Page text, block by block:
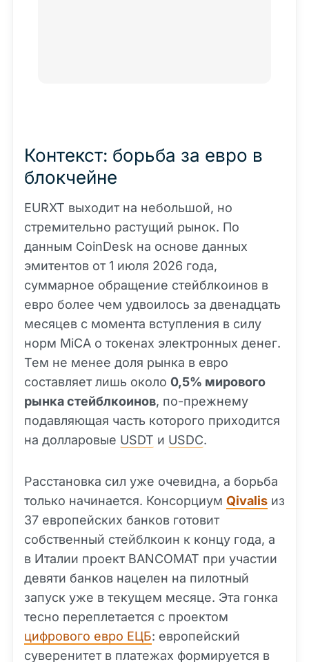
Контекст: борьба за евро в
блокчейне
EURXT выходит на небольшой, но
стремительно растущий рынок. По
данным CoinDesk на основе данных
эмитентов от 1 июля 2026 года,
суммарное обращение стейблкоинов в
евро более чем удвоилось за двенадцать
месяцев с момента вступления в силу
норм MiCA о токенах электронных денег.
Тем не менее доля рынка в евро
составляет лишь около 0,5% мирового
рынка стейблкоинов, по-прежнему
подавляющая часть которого приходится
на долларовые USDT и USDC.
Расстановка сил уже очевидна, а борьба
только начинается. Консорциум Qivalis из
37 европейских банков готовит
собственный стейблкоин к концу года, а
в Италии проект BANCOMAT при участии
девяти банков нацелен на пилотный
запуск уже в текущем месяце. Эта гонка
тесно переплетается с проектом
цифрового евро ЕЦБ: европейский
суверенитет в платежах формируется в